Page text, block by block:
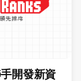
開發新資